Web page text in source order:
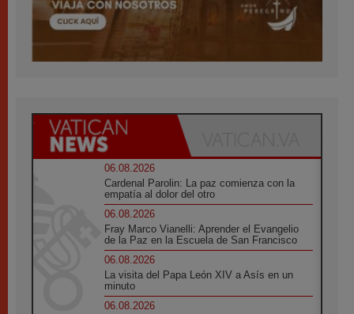
06.08.2026
Cardenal Parolin: La paz comienza con la
empatía al dolor del otro
06.08.2026
Fray Marco Vianelli: Aprender el Evangelio
de la Paz en la Escuela de San Francisco
06.08.2026
La visita del Papa León XIV a Asís en un
minuto
06.08.2026